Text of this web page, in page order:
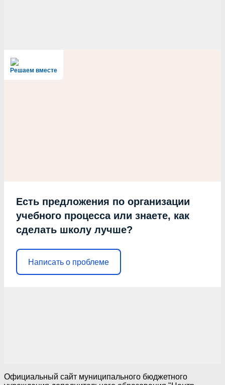
Решаем вместе
Есть предложения по организации
учебного процесса или знаете, как
сделать школу лучше?
Написать о проблеме
Официальный сайт муниципального бюджетного